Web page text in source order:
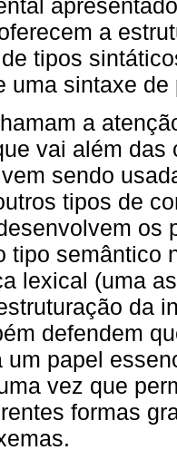
a
tipos
uma sintaxe de
a
vai além
sendo
tipos de
os
tipo semântico
lexical (uma
da
defendem
um papel
vez que
formas